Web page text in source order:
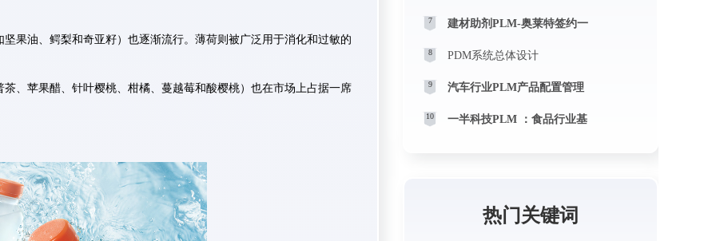
果油、鳄梨和奇亚籽）也逐渐流行。薄荷则被广泛用于消化和过敏的
、苹果醋、针叶樱桃、柑橘、蔓越莓和酸樱桃）也在市场上占据一席
7 建材助剂PLM-奥莱特签约一
8 PDM系统总体设计
9 汽车行业PLM产品配置管理
10 一半科技PLM ：食品行业基
热门关键词